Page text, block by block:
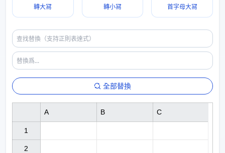
轉大冩 轉小冩 首字母大冩
全部替換
1
2
A B C